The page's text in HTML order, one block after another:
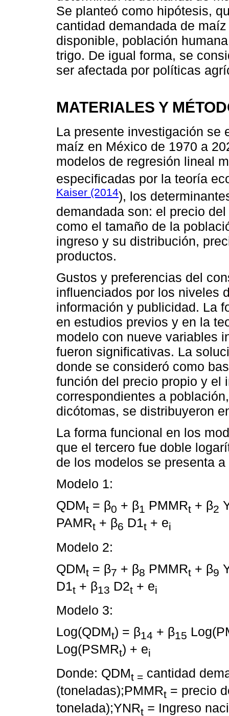
Se planteó como hipótesis,
cantidad demandada de
disponible, población
trigo. De igual forma, se
ser afectada por políticas
MATERIALES Y
La presente investigación se
maíz en México de 1970 a
modelos de regresión lineal
especificadas por la teoría
Kaiser (2014), los
demandada son: el precio
como el tamaño de la
ingreso y su distribución,
productos.
Gustos y preferencias del
influenciados por los niveles
información y publicidad. La
en estudios previos y en la
modelo con nueve variables
fueron significativas. La
donde se consideró como
función del precio propio y el
correspondientes a
dicótomas, se distribuyeron
La forma funcional en los
que el tercero fue doble
de los modelos se presenta
Modelo 1:
QDMt = β0 + β1 PMMRt + β2
PAMRt + β6 D1t + ei
Modelo 2:
QDMt = β7 + β8 PMMRt + β9
D1t + β13 D2t + ei
Modelo 3:
Log(QDMt) = β14 + β15
Log(PSMRt) + ei
Donde: QDMt = cantidad
(toneladas);PMMRt = precio
tonelada);YNRt = Ingreso